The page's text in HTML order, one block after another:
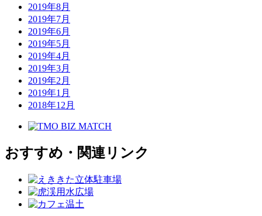
2019年8月
2019年7月
2019年6月
2019年5月
2019年4月
2019年3月
2019年2月
2019年1月
2018年12月
おすすめ・関連リンク